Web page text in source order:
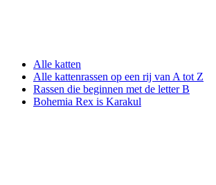
Alle katten
Alle kattenrassen op een rij van A tot Z
Rassen die beginnen met de letter B
Bohemia Rex is Karakul